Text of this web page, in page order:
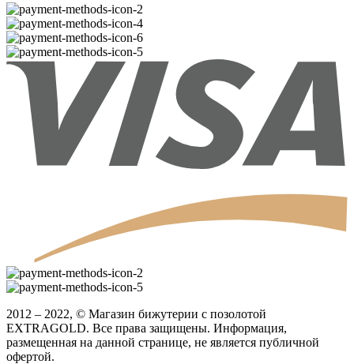
2012 – 2022, © Магазин бижутерии с позолотой
EXTRAGOLD. Все права защищены. Информация,
размещенная на данной странице, не является публичной
офертой.